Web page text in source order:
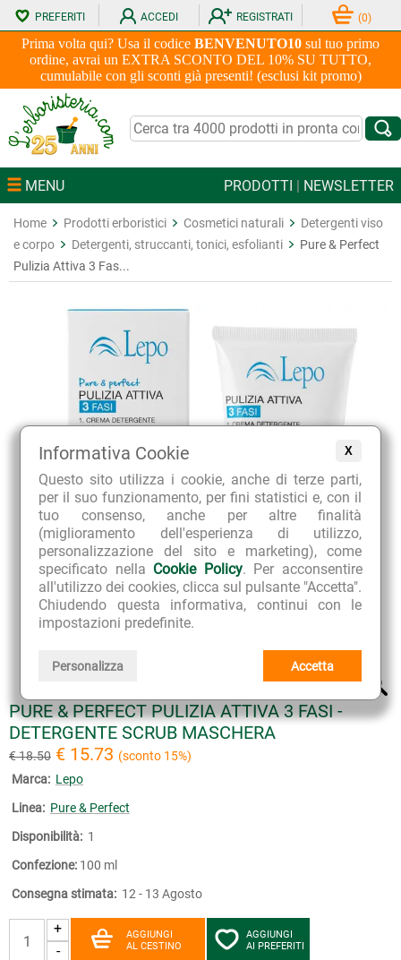
X
Informativa Cookie
Questo sito utilizza i cookie, anche di terze parti,
per il suo funzionamento, per fini statistici e, con il
tuo consenso, anche per altre finalità
(miglioramento dell'esperienza di utilizzo,
personalizzazione del sito e marketing), come
specificato nella Cookie Policy. Per acconsentire
all'utilizzo dei cookies, clicca sul pulsante "Accetta".
Chiudendo questa informativa, continui con le
impostazioni predefinite.
Personalizza Accetta
Prima volta qui? Usa il codice BENVENUTO10 sul tuo primo
ordine, avrai un EXTRA SCONTO DEL 10% SU TUTTO,
cumulabile con gli sconti già presenti! (esclusi kit promo)
PREFERITI ACCEDI REGISTRATI (0)
MENU PRODOTTI | NEWSLETTER
Home Prodotti erboristici Cosmetici naturali
Detergenti viso
e corpo
Detergenti, struccanti, tonici, esfolianti
Pure & Perfect
Pulizia Attiva 3 Fas...
PURE & PERFECT PULIZIA ATTIVA 3 FASI -
DETERGENTE SCRUB MASCHERA
€ 18.50 € 15.73 (sconto 15%)
Marca: Lepo
Linea: Pure & Perfect
Disponibilità: 1
Confezione: 100 ml
Consegna stimata: 12 - 13 Agosto
+
-
AGGIUNGI
AL CESTINO
AGGIUNGI
AI PREFERITI